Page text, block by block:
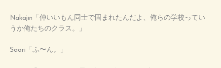
Nakajin「仲いいもん同士で固まれたんだよ、俺らの学校ってい
うか俺たちのクラス。」
Saori「ふ〜ん。」